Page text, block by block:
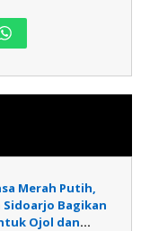
Merah Putih,
Sidoarjo Bagikan
Ojol dan